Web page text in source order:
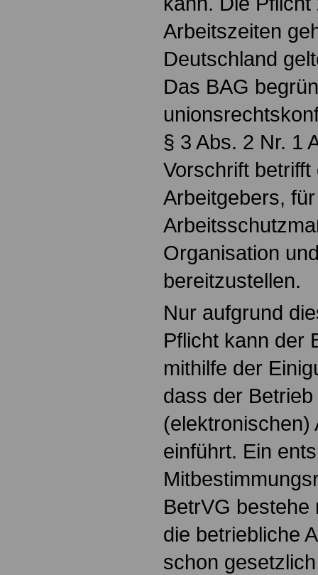
Arbeitszeiten
Deutschland
Das BAG
§ 3 Abs. 2 Nr. 1
Vorschrift
Arbeitgebers, für
Organisation
bereitzustellen.
Nur aufgrund
Pflicht kann der
mithilfe der
dass der
(elektronischen)
einführt. Ein
BetrVG bestehe
die betriebliche
schon